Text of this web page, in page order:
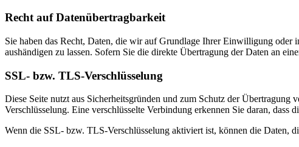
Recht auf Datenübertragbarkeit
Sie haben das Recht, Daten, die wir auf Grundlage Ihrer Einwilligung oder
aushändigen zu lassen. Sofern Sie die direkte Übertragung der Daten an
SSL- bzw. TLS-Verschlüsselung
Diese Seite nutzt aus Sicherheitsgründen und zum Schutz der
Verschlüsselung. Eine verschlüsselte Verbindung erkennen Sie daran,
Wenn die SSL- bzw. TLS-Verschlüsselung aktiviert ist, können die Daten,